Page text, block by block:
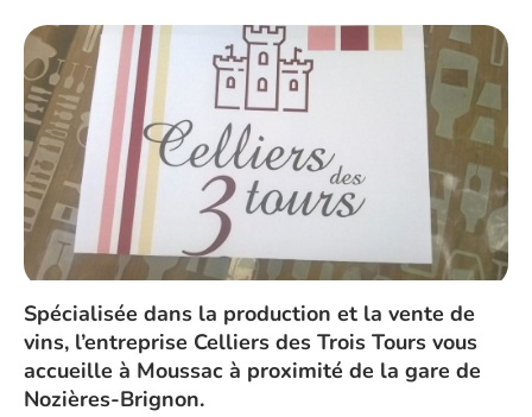
Spécialisée dans la production et la vente de
vins, l’entreprise Celliers des Trois Tours vous
accueille à Moussac à proximité de la gare de
Nozières-Brignon.